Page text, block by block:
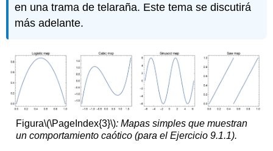
en una trama de telaraña. Este tema se discutirá
más adelante.
Figura\(\PageIndex{3}\): Mapas simples que muestran
un comportamiento caótico (para el Ejercicio 9.1.1).